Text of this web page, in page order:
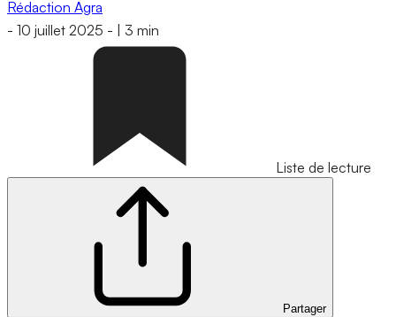
Rédaction Agra
- 10 juillet 2025 - 3 min
Liste de lecture
Partager